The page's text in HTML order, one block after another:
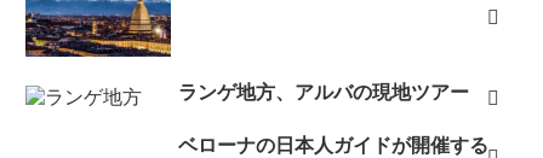
ランゲ地方、アルバの現地ツアー
ベローナの日本人ガイドが開催する